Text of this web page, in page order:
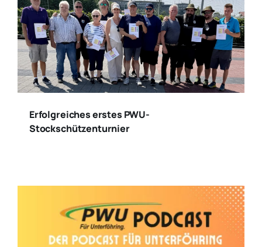
Erfolgreiches erstes PWU-
Stockschützenturnier